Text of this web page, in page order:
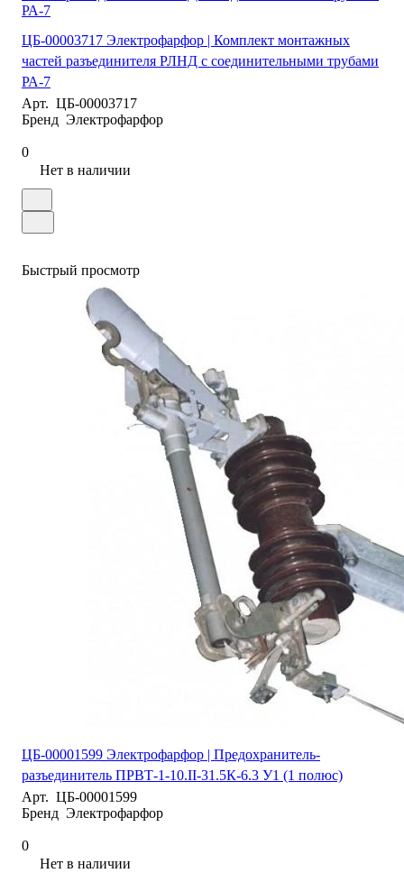
ЦБ-00003717 Электрофарфор | Комплект монтажных
частей разъединителя РЛНД с соединительными трубами
РА-7
Арт. ЦБ-00003717
Бренд Электрофарфор
0
Нет в наличии
Быстрый просмотр
ЦБ-00001599 Электрофарфор | Предохранитель-
разъединитель ПРВТ-1-10.II-31.5К-6.3 У1 (1 полюс)
Арт. ЦБ-00001599
Бренд Электрофарфор
0
Нет в наличии